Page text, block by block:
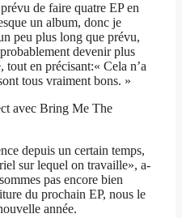
de faire quatre EP en
un album, donc je
peu plus long que prévu,
devenir plus
en précisant:« Cela n’a
tous vraiment bons. »
avec Bring Me The
depuis un certain temps,
sur lequel on travaille», a-
pas encore bien
du prochain EP, nous le
année.